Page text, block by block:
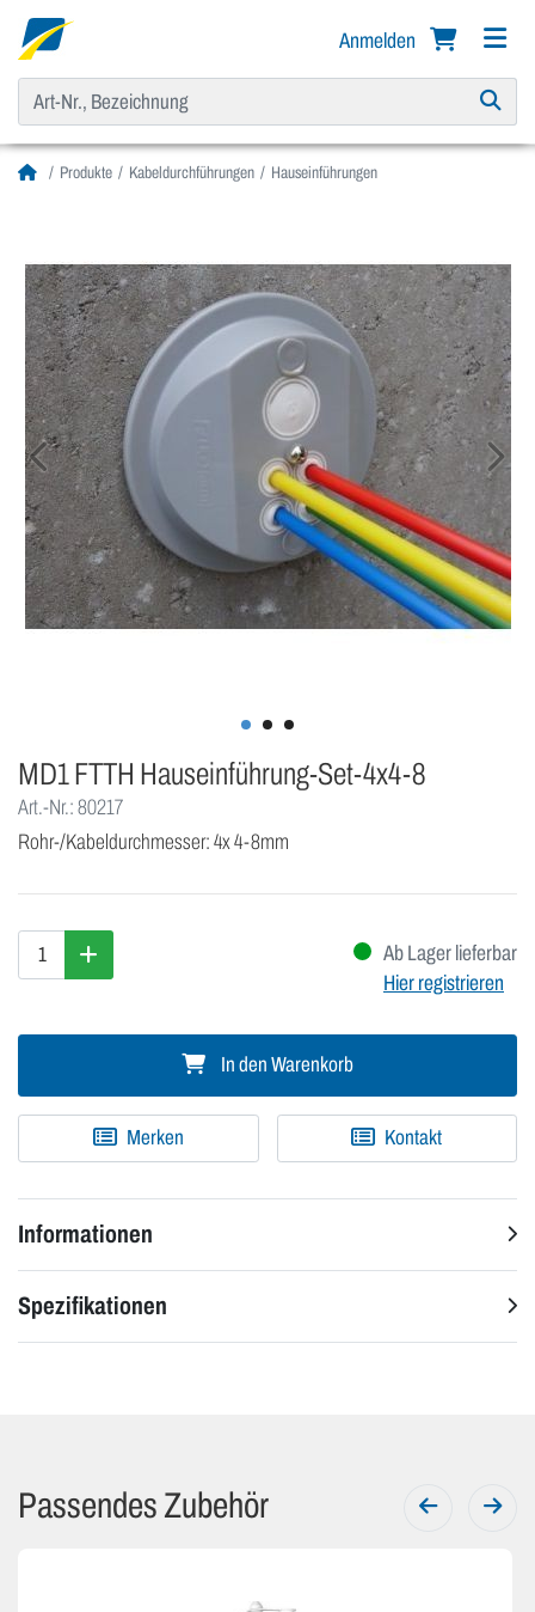
Anmelden
Produkte Kabeldurchführungen Hauseinführungen
MD1 FTTH Hauseinführung-Set-4x4-8
Art.-Nr.: 80217
Rohr-/Kabeldurchmesser: 4x 4-8mm
Ab Lager lieferbar
Hier registrieren
In den Warenkorb
Merken Kontakt
Informationen
Spezifikationen
Passendes Zubehör